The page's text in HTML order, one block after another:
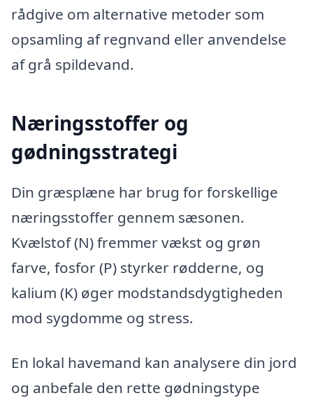
rådgive om alternative metoder som
opsamling af regnvand eller anvendelse
af grå spildevand.
Næringsstoffer og
gødningsstrategi
Din græsplæne har brug for forskellige
næringsstoffer gennem sæsonen.
Kvælstof (N) fremmer vækst og grøn
farve, fosfor (P) styrker rødderne, og
kalium (K) øger modstandsdygtigheden
mod sygdomme og stress.
En lokal havemand kan analysere din jord
og anbefale den rette gødningstype